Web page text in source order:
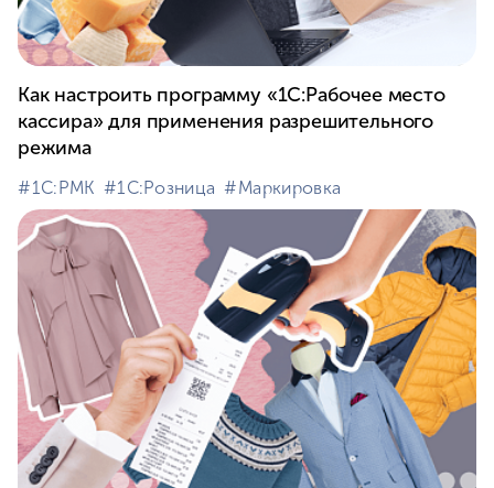
Как настроить программу «1С:Рабочее место
кассира» для применения разрешительного
режима
#⁣1С:РМК #⁣1С:Розница #⁣Маркировка